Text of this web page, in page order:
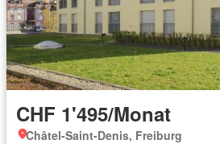
CHF 1'495/Monat
Châtel-Saint-Denis, Freiburg